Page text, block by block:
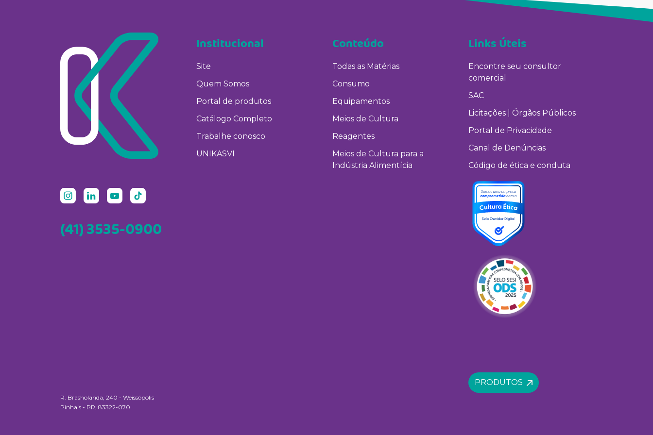
(41) 3535-0900
Institucional
Site
Quem Somos
Portal de produtos
Catálogo Completo
Trabalhe conosco
UNIKASVI
Conteúdo
Todas as Matérias
Consumo
Equipamentos
Meios de Cultura
Reagentes
Meios de Cultura para a
Indústria Alimentícia
Links Úteis
Encontre seu consultor
comercial
SAC
Licitações | Órgãos Públicos
Portal de Privacidade
Canal de Denúncias
Código de ética e conduta
PRODUTOS
R. Brasholanda, 240 - Weissópolis
Pinhais - PR, 83322-070